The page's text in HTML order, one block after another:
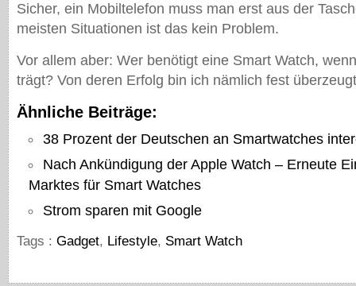
Sicher, ein Mobiltelefon muss man erst aus der
meisten Situationen ist das kein Problem.
Vor allem aber: Wer benötigt eine Smart Watch,
trägt? Von deren Erfolg bin ich nämlich fest
Ähnliche Beiträge:
38 Prozent der Deutschen an Smartwatches
Nach Ankündigung der Apple Watch – Erneute
Marktes für Smart Watches
Strom sparen mit Google
Tags : Gadget, Lifestyle, Smart Watch